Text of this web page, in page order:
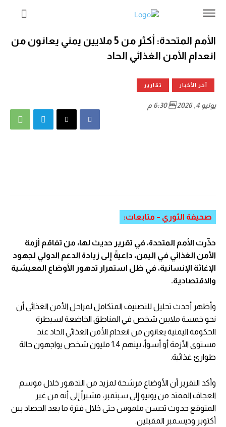
الأمم المتحدة: أكثر من 5 ملايين يمني يعانون من
انعدام الأمن الغذائي الحاد
آخر الأخبار تقارير
يونيو 4, 2026  6:30 م
صحيفة الثوري – متابعات:
حذّرت الأمم المتحدة، في تقرير حديث لها، من تفاقم أزمة
الأمن الغذائي في اليمن، داعيةً إلى زيادة الدعم الدولي لجهود
الإغاثة الإنسانية، في ظل استمرار تدهور الأوضاع المعيشية
والاقتصادية.
وأظهر أحدث تحليل للتصنيف المتكامل لمراحل الأمن الغذائي أن
نحو خمسة ملايين شخص في المناطق الخاضعة لسيطرة
الحكومة اليمنية يعانون من انعدام الأمن الغذائي الحاد عند
مستوى الأزمة أو أسوأ، بينهم 1.4 مليون شخص يواجهون حالة
طوارئ غذائية.
وأكد التقرير أن الأوضاع مرشحة لمزيد من التدهور خلال موسم
العجاف الممتد من يونيو إلى سبتمبر، مشيراً إلى أنه من غير
المتوقع حدوث تحسن ملموس حتى خلال فترة ما بعد الحصاد بين
أكتوبر وديسمبر المقبلين.